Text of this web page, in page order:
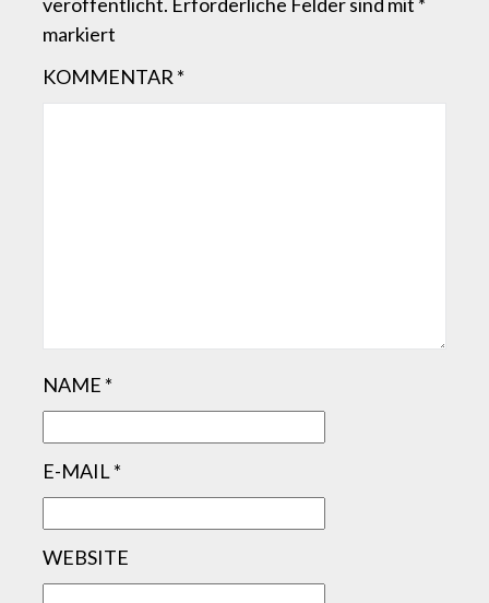
markiert
KOMMENTAR *
NAME *
E-MAIL*
WEBSITE